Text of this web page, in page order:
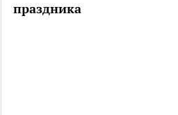
праздника